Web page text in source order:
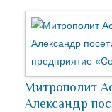
Митрополит
Александр